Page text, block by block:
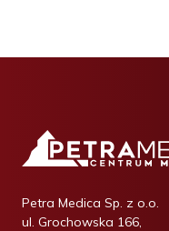
Petra Medica Sp. z o.o.
ul. Grochowska 166,